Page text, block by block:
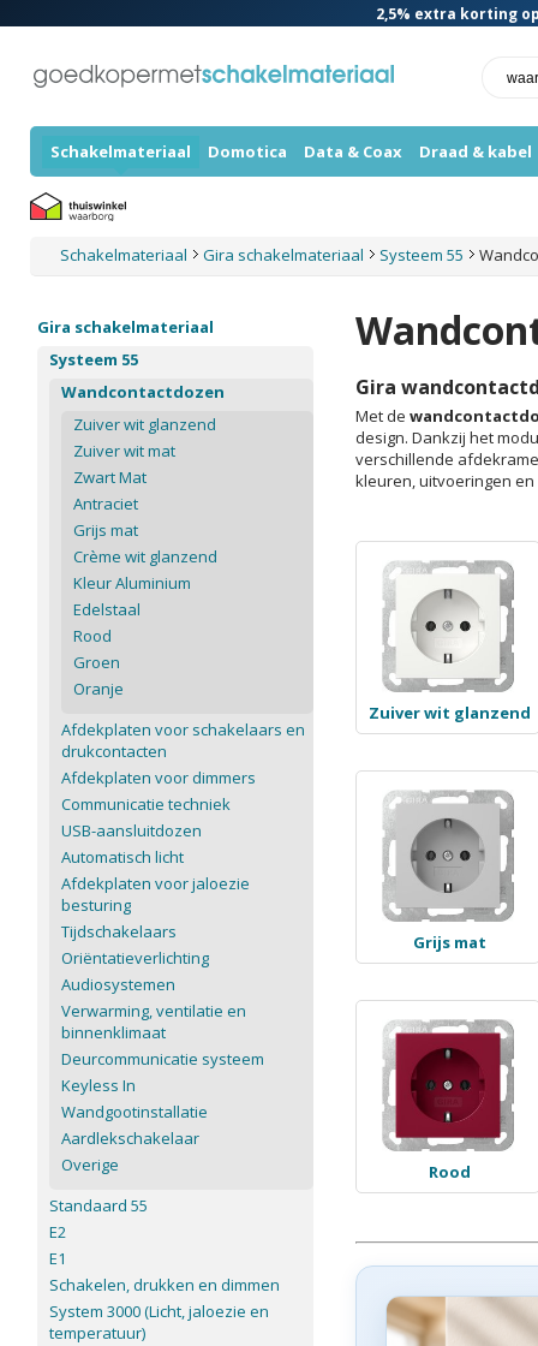
2,5% extra korting
Schakelmateriaal Domotica Data & Coax Draad & kabel
Schakelmateriaal Gira schakelmateriaal Systeem 55
Gira
Met de
design. Dankzij het
verschillende
kleuren, uitvoeringen
Zuiver wit glanzend
Grijs mat
Rood
Gira schakelmateriaal
Systeem 55
Wandcontactdozen
Zuiver wit glanzend
Zuiver wit mat
Zwart Mat
Antraciet
Grijs mat
Crème wit glanzend
Kleur Aluminium
Edelstaal
Rood
Groen
Oranje
Afdekplaten voor schakelaars en
drukcontacten
Afdekplaten voor dimmers
Communicatie techniek
USB-aansluitdozen
Automatisch licht
Afdekplaten voor jaloezie
besturing
Tijdschakelaars
Oriëntatieverlichting
Audiosystemen
Verwarming, ventilatie en
binnenklimaat
Deurcommunicatie systeem
Keyless In
Wandgootinstallatie
Aardlekschakelaar
Overige
Standaard 55
E2
E1
Schakelen, drukken en dimmen
System 3000 (Licht, jaloezie en
temperatuur)